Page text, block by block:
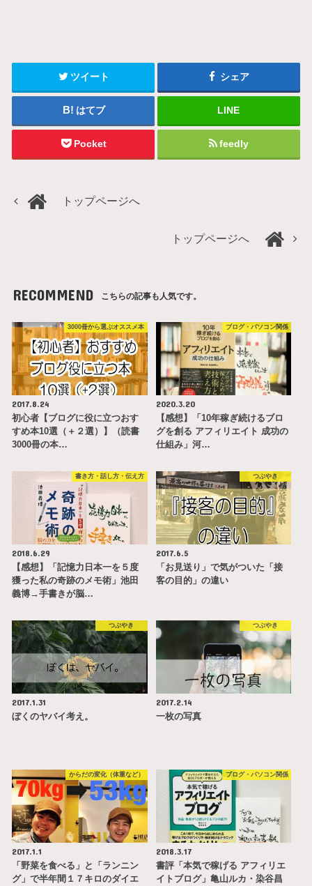
ツイート シェア
はてブ LINE
Pocket feedly
トップページへ
トップページへ
RECOMMEND こちらの記事も人気です。
3000冊から選ぶオススメ本
2017.8.24
初心者【ブログに役に立つおす
すめ本10選（＋２選）】（読書
3000冊の本…
ブログ・パソコン関係
2020.3.20
【感想】「10年稼ぎ続けるブロ
グを創る アフィリエイト 成功の
仕組み」河…
書き方・話し方・伝え方
2018.6.29
【感想】「記憶力日本一を５度
獲った私の奇跡のメモ術」池田
義博→手書きが脳…
つぶやき
2017.6.5
「お見送り」で気がついた「接
客の目的」の違い
つぶやき
2017.1.31
ぼくのヤバイ考え。
つぶやき
2017.2.14
一枚の写真
からだの変化（体重など）
2017.1.1
「野菜を食べる」と「ランニン
グ」で半年間１７キロのダイエ
ブログ・パソコン関係
2018.3.17
書評「本気で稼げる アフィリエ
イトブログ」亀山ルカ・染谷昌